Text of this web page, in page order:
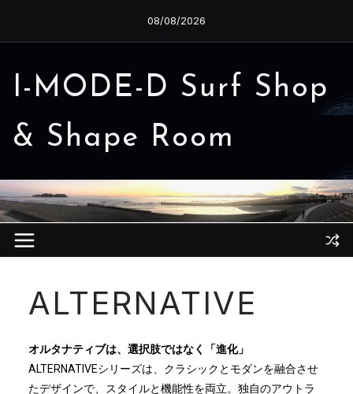
ッ
プ
08/08/2026
I-MODE-D Surf Shop
& Shape Room
ALTERNATIVE
オルタナティブは、選択肢ではなく「進化」
ALTERNATIVEシリーズは、クラシックとモダンを融合させ
たデザインで、スタイルと機能性を両立。独自のアウトラ